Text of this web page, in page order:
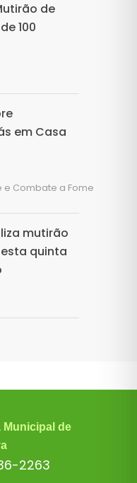
de
100
em Casa
e Combate a Fome
mutirão
quinta
Municipal de
2263